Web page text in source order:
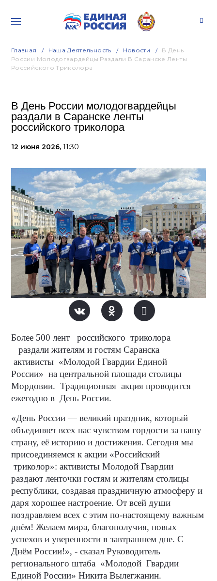
Главная Наша Деятельность Новости
В День
России Молодогвардейцы Раздали В Саранске Ленты
Российского Триколора
В День России молодогвардейцы
раздали в Саранске ленты
российского триколора
12 июня 2026, 11:30
Более 500 лент российского триколора
раздали жителям и гостям Саранска
активисты «Молодой Гвардии Единой
России» на центральной площади столицы
Мордовии. Традиционная акция проводится
ежегодно в День России.
«День России — великий праздник, который
объединяет всех нас чувством гордости за нашу
страну, её историю и достижения. Сегодня мы
присоединяемся к акции «Российский
триколор»: активисты Молодой Гвардии
раздают ленточки гостям и жителям столицы
республики, создавая праздничную атмосферу и
даря хорошее настроение. От всей души
поздравляем всех с этим по-настоящему важным
днём! Желаем мира, благополучия, новых
успехов и уверенности в завтрашнем дне. С
Днём России!», - сказал Руководитель
регионального штаба «Молодой Гвардии
Единой России» Никита Вылегжанин.